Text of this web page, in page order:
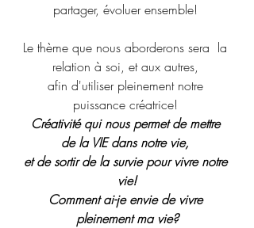
partager, évoluer ensemble!
Le thème que nous aborderons sera  la
relation à soi, et aux autres,
afin d'utiliser pleinement notre
puissance créatrice!
Créativité qui nous permet de mettre
de la VIE dans notre vie,
et de sortir de la survie pour vivre notre
vie!
Comment ai-je envie de vivre
pleinement ma vie?